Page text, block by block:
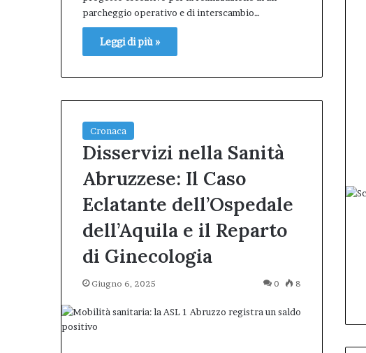
parcheggio operativo e di interscambio…
Leggi di più »
Cronaca
Disservizi nella Sanità
Abruzzese: Il Caso
Eclatante dell’Ospedale
dell’Aquila e il Reparto
di Ginecologia
Giugno 6, 2025 0 8